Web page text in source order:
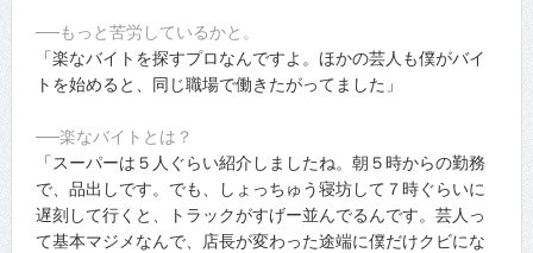
──もっと苦労しているかと。
「楽なバイトを探すプロなんですよ。ほかの芸人も僕がバイ
トを始めると、同じ職場で働きたがってました」
──楽なバイトとは？
「スーパーは５人ぐらい紹介しましたね。朝５時からの勤務
で、品出しです。でも、しょっちゅう寝坊して７時ぐらいに
遅刻して行くと、トラックがすげー並んでるんです。芸人っ
て基本マジメなんで、店長が変わった途端に僕だけクビにな